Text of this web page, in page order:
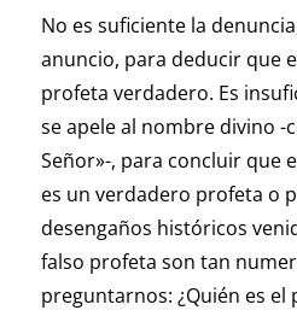
No es suficiente la
anuncio, para deducir que
profeta verdadero. Es
se apele al nombre divino -
Señor»-, para concluir que
es un verdadero profeta o
desengaños históricos
falso profeta son tan
preguntarnos: ¿Quién es el